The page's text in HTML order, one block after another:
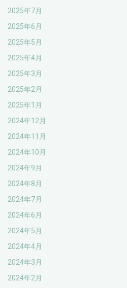
2025年7月
2025年6月
2025年5月
2025年4月
2025年3月
2025年2月
2025年1月
2024年12月
2024年11月
2024年10月
2024年9月
2024年8月
2024年7月
2024年6月
2024年5月
2024年4月
2024年3月
2024年2月